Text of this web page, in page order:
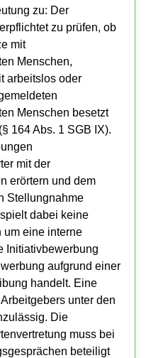
zu: Der
zu prüfen, ob
mit
Menschen,
arbeitslos oder
Menschen besetzt
164 Abs. 1 SGB IX).
mit der
erörtern und dem
Stellungnahme
dabei keine
um eine interne
Initiativbewerbung
aufgrund einer
handelt. Eine
unter den
Die
muss bei
beteiligt